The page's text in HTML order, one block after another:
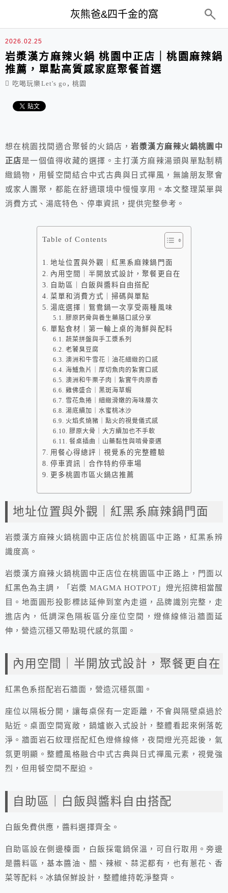
灰熊爸&四千金的窩
2026.02.25
岩漿漢方麻辣火鍋 桃園中正店｜桃園麻辣鍋
推薦，單點高質感家庭聚餐首選
吃喝玩樂Let's go , 桃園
想在桃園找間適合聚餐的火鍋店，岩漿漢方麻辣火鍋桃園中
正店是一個值得收藏的選擇。主打漢方麻辣湯頭與單點制精
緻鍋物，用餐空間結合中式古典與日式禪風，無論朋友聚會
或家人團聚，都能在舒適環境中慢慢享用。本文整理菜單與
消費方式、湯底特色、停車資訊，提供完整參考。
Table of Contents
地址位置與外觀｜紅黑系麻辣鍋門面
內用空間｜半開放式設計，聚餐更自在
自助區｜白飯與醬料自由搭配
菜單和消費方式｜掃碼與單點
湯底選擇｜鴛鴦鍋一次享受兩種風味
膠原鈣骨與養生藥膳口感分享
單點食材｜第一輪上桌的海鮮與配料
蔬菜拼盤與手工漿系列
老饕臭豆腐
澳洲和牛雪花｜油花細緻的口感
海鱸魚片｜厚切魚肉的紮實口感
澳洲和牛栗子肉｜紮實牛肉原香
雞佛盛合｜黑斑海草蝦
雪花魚捲｜細緻滑嫩的海味層次
湯底續加｜水蜜桃冰沙
火焰炙燒豬｜點火的視覺儀式感
膠原大骨｜大方續加也不手軟
餐桌插曲｜山藥黏性與啃骨豪邁
用餐心得總評｜視覺系的完整體驗
停車資訊｜合作特約停車場
更多桃園市區火鍋店推薦
地址位置與外觀｜紅黑系麻辣鍋門面
岩漿漢方麻辣火鍋桃園中正店位於桃園區中正路，紅黑系辨
識度高。
岩漿漢方麻辣火鍋桃園中正店位在桃園區中正路上，門面以
紅黑色為主調，「岩漿 MAGMA HOTPOT」燈光招牌相當醒
目。地面圓形投影標誌延伸到室內走道，品牌識別完整，走
進店內，低調深色隔板區分座位空間，燈條線條沿牆面延
伸，營造沉穩又帶點現代感的氛圍。
內用空間｜半開放式設計，聚餐更自在
紅黑色系搭配岩石牆面，營造沉穩氛圍。
座位以隔板分開，讓每桌保有一定距離，不會與隔壁桌過於
貼近。桌面空間寬敞，鍋爐嵌入式設計，整體看起來俐落乾
淨。牆面岩石紋理搭配紅色燈條線條，夜間燈光亮起後，氣
氛更明顯。整體風格融合中式古典與日式禪風元素，視覺強
烈，但用餐空間不壓迫。
自助區｜白飯與醬料自由搭配
白飯免費供應，醬料選擇齊全。
自助區設在側邊檯面，白飯採電鍋保溫，可自行取用。旁邊
是醬料區，基本醬油、醋、辣椒、蒜泥都有，也有蔥花、香
菜等配料。冰鎮保鮮設計，整體維持乾淨整齊。